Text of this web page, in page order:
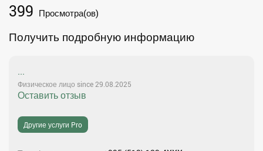
399 Просмотра(ов)
Получить подробную информацию
...
Физическое лицо since 29.08.2025
Оставить отзыв
Другие услуги Pro